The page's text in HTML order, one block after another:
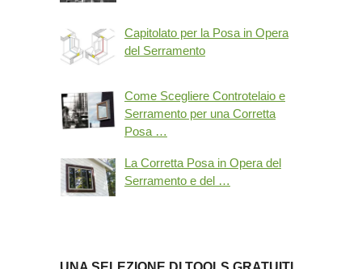
Capitolato per la Posa in Opera
del Serramento
Come Scegliere Controtelaio e
Serramento per una Corretta
Posa …
La Corretta Posa in Opera del
Serramento e del …